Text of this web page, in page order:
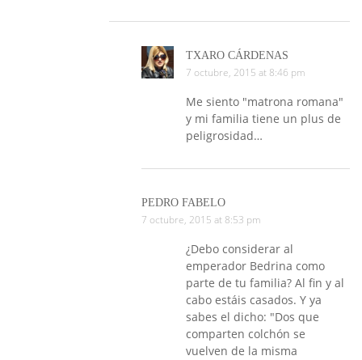
TXARO CÁRDENAS
7 octubre, 2015 at 8:46 pm
Me siento "matrona romana"
y mi familia tiene un plus de
peligrosidad…
PEDRO FABELO
7 octubre, 2015 at 8:53 pm
¿Debo considerar al
emperador Bedrina como
parte de tu familia? Al fin y al
cabo estáis casados. Y ya
sabes el dicho: "Dos que
comparten colchón se
vuelven de la misma